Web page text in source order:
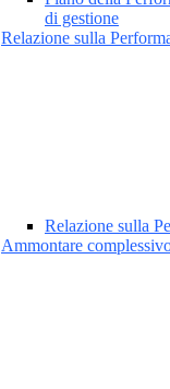
di gestione
Relazione sulla
Relazione sulla
Ammontare